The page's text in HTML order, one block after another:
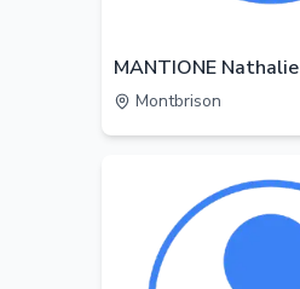
MANTIONE Nathalie
Montbrison